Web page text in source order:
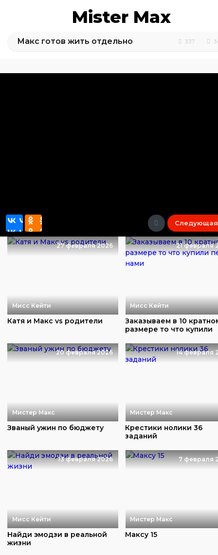
Mister Max
Макс готов жить отдельно 337
Следующая
27 февраля 2026
Мисс Кейти
Катя и Макс vs родители
21 февраля
Мисс Кейти
Заказываем в 10
размере то что купили
20 февраля 2026
Мистер Макс
Званый ужин по бюджету
14 февраля
Мистер Макс
Крестики нолики 36
заданий
13 февраля 2026
Мисс Кейти
Найди эмодзи в реальной
жизни
7 февраля
Мистер Макс
Максу 15